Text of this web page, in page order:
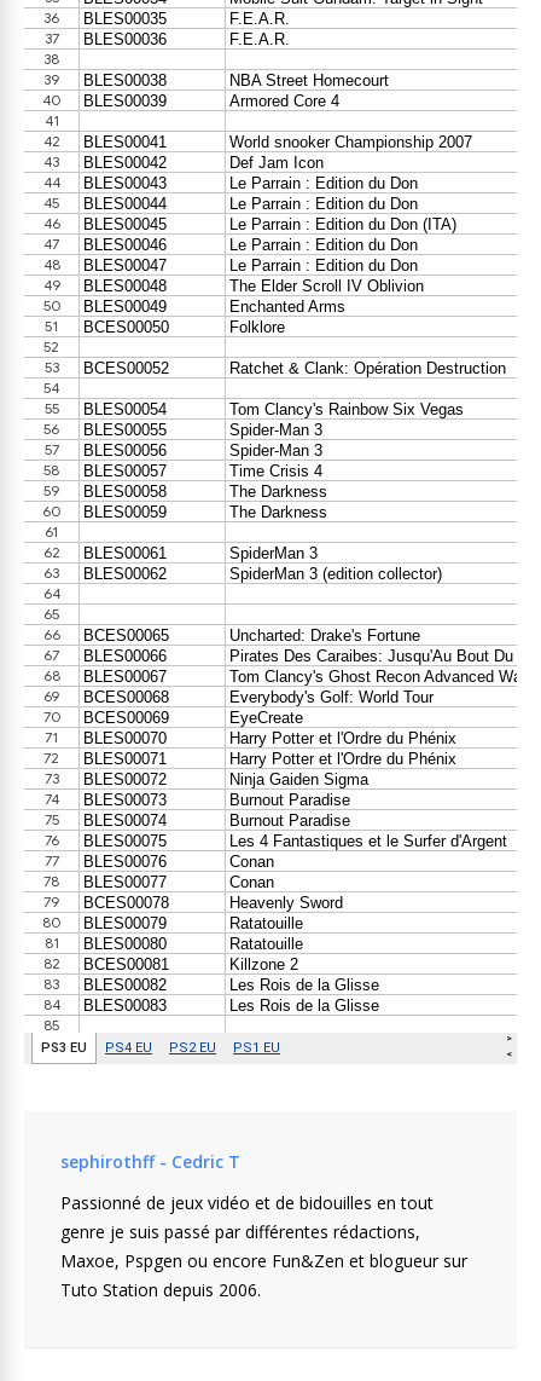
sephirothff - Cedric T
Passionné de jeux vidéo et de bidouilles en tout
genre je suis passé par différentes rédactions,
Maxoe, Pspgen ou encore Fun&Zen et blogueur sur
Tuto Station depuis 2006.